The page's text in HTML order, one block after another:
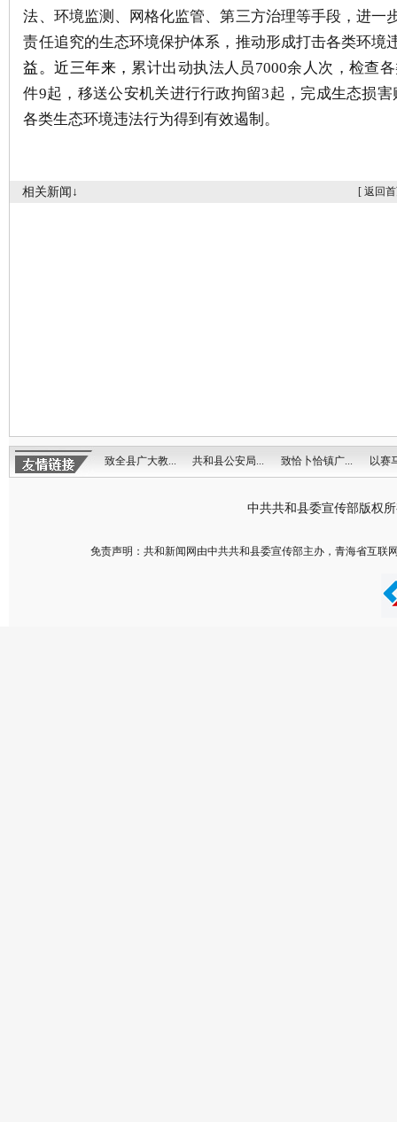
法、环境监测、网格化监管、第三方治理等手段，进一
责任追究的生态环境保护体系，推动形成打击各类环境
益。近三年来， 累计出动执法人员 7000余人次，检查
件9起，移送公安机关进行行政拘留3起，完成生态损害
各类生态环境违法行为得到有效遏制。
相关新闻↓ [ 返回
致全县广大教... 共和县公安局... 致恰卜恰镇广... 以赛
中共共和县委宣传部版权
免责声明：共和新闻网由中共共和县委宣传部主办，青海省互